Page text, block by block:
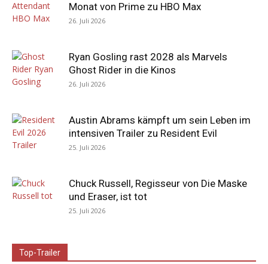
Monat von Prime zu HBO Max
26. Juli 2026
Ryan Gosling rast 2028 als Marvels
Ghost Rider in die Kinos
26. Juli 2026
Austin Abrams kämpft um sein Leben im
intensiven Trailer zu Resident Evil
25. Juli 2026
Chuck Russell, Regisseur von Die Maske
und Eraser, ist tot
25. Juli 2026
Top-Trailer